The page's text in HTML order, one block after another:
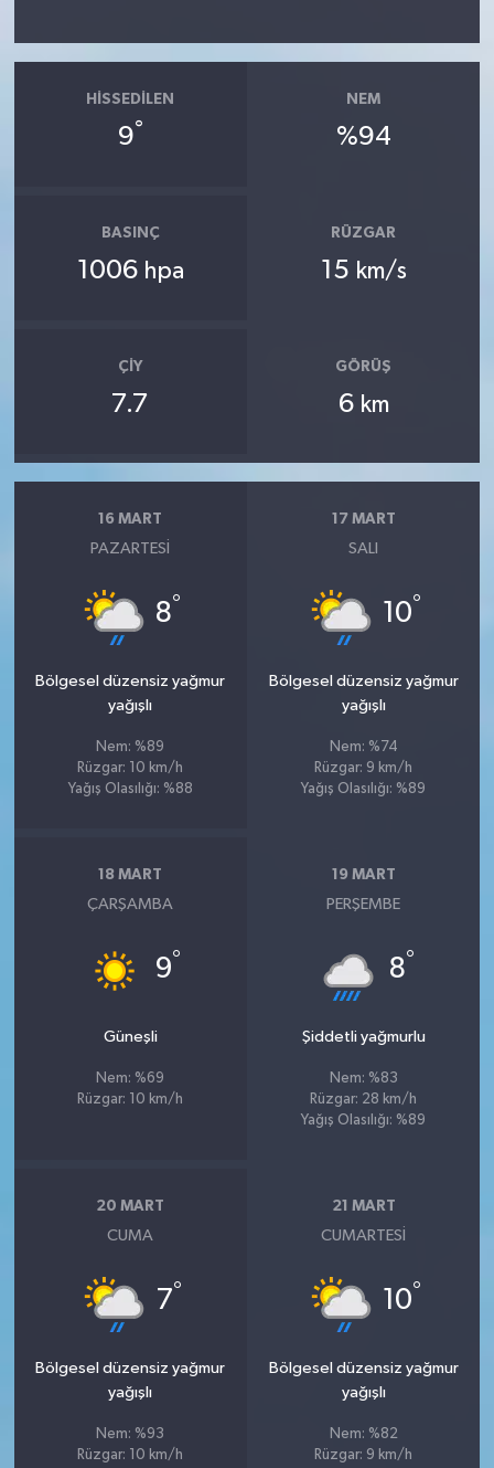
HISSEDILEN
9°
NEM
%94
BASINÇ
1006 hpa
RÜZGAR
15 km/s
ÇIY
7.7
GÖRÜŞ
6 km
16 MART
PAZARTESI
8°
Bölgesel düzensiz yağmur
yağışlı
Nem: %89
Rüzgar: 10 km/h
Yağış Olasılığı: %88
17 MART
SALI
10°
Bölgesel düzensiz yağmur
yağışlı
Nem: %74
Rüzgar: 9 km/h
Yağış Olasılığı: %89
18 MART
ÇARŞAMBA
9°
Güneşli
Nem: %69
Rüzgar: 10 km/h
19 MART
PERŞEMBE
8°
Şiddetli yağmurlu
Nem: %83
Rüzgar: 28 km/h
Yağış Olasılığı: %89
20 MART
CUMA
7°
Bölgesel düzensiz yağmur
yağışlı
Nem: %93
Rüzgar: 10 km/h
21 MART
CUMARTESI
10°
Bölgesel düzensiz yağmur
yağışlı
Nem: %82
Rüzgar: 9 km/h